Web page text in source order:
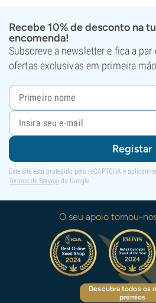
Recebe 10% de desconto na
encomenda!
Subscreve a newsletter e fica a
ofertas exclusivas em primeira
Registar
Este site está protegido pelo reCAPTCHA e aplicam-
Termos de Serviço da Google.
O seu apoio tornou-
Descubra todos os
prémios